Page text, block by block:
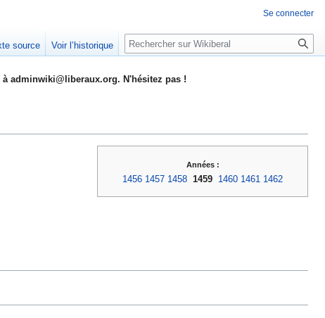
adminwiki@liberaux.org. N'hésitez pas !
Années :
1456 1457 1458 1459 1460 1461 1462
Se connecter
source Voir l’historique Rechercher